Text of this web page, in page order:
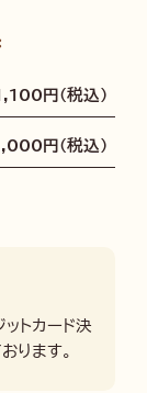
円（税込）
円（税込）
トカード決
ります。